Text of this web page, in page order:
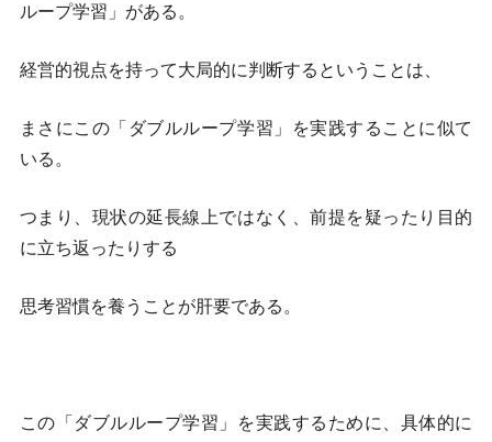
ループ学習」がある。
経営的視点を持って大局的に判断するということは、
まさにこの「ダブルループ学習」を実践することに似て
いる。
つまり、現状の延長線上ではなく、前提を疑ったり目的
に立ち返ったりする
思考習慣を養うことが肝要である。
この「ダブルループ学習」を実践するために、具体的に